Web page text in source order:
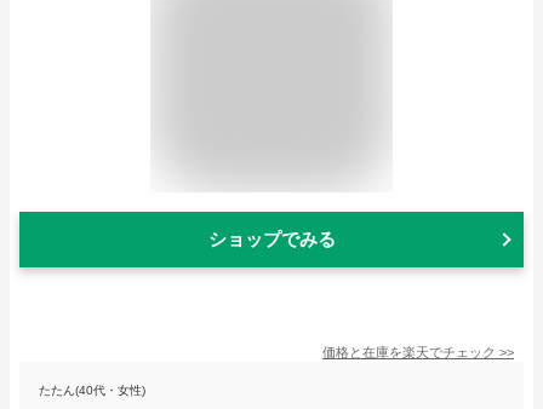
ショップでみる
価格と在庫を楽天でチェック >>
たたん(40代・女性)